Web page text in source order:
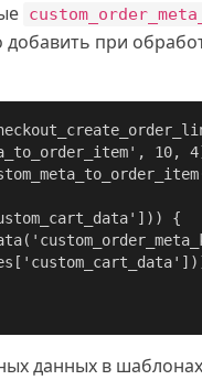
добавить при
10,
данных в